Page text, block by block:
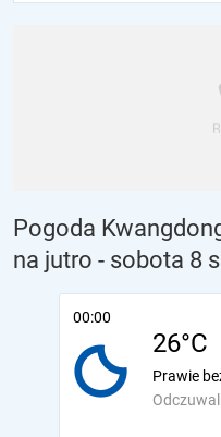
Pogoda
na jutro - sobota 8
00:00
26°C
Prawie